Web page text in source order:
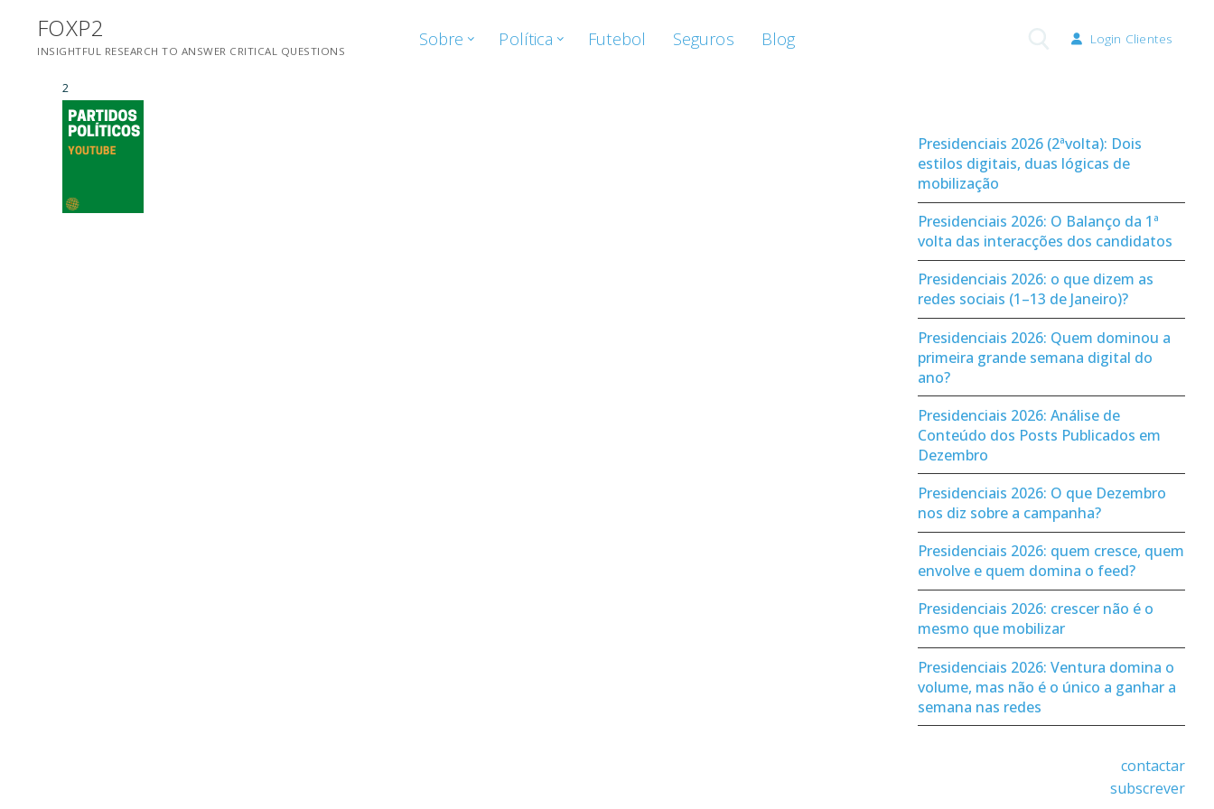
conteúdo
FOXP2
INSIGHTFUL RESEARCH TO ANSWER CRITICAL QUESTIONS
Sobre Política Futebol Seguros Blog Login Clientes
2
Presidenciais 2026 (2ªvolta): Dois
estilos digitais, duas lógicas de
mobilização
Presidenciais 2026: O Balanço da 1ª
volta das interacções dos candidatos
Presidenciais 2026: o que dizem as
redes sociais (1–13 de Janeiro)?
Presidenciais 2026: Quem dominou a
primeira grande semana digital do
ano?
Presidenciais 2026: Análise de
Conteúdo dos Posts Publicados em
Dezembro
Presidenciais 2026: O que Dezembro
nos diz sobre a campanha?
Presidenciais 2026: quem cresce, quem
envolve e quem domina o feed?
Presidenciais 2026: crescer não é o
mesmo que mobilizar
Presidenciais 2026: Ventura domina o
volume, mas não é o único a ganhar a
semana nas redes
contactar
subscrever